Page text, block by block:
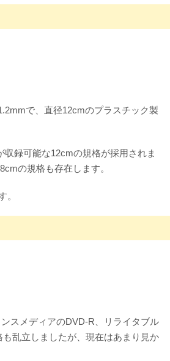
で、直径12cmのプラスチック製
録可能な12cmの規格が採用されま
の規格も存在します。
。
スメディアのDVD-R、リライタブル
乱立しましたが、現在はあまり見か